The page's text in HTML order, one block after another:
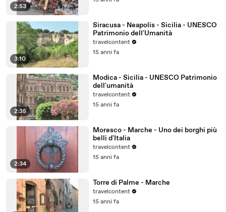
2:53
3:10
Siracusa - Neapolis - Sicilia - UNESCO
Patrimonio dell'Umanità
travelcontent
15 anni fa
2:35
Modica - Sicilia - UNESCO Patrimonio
dell'umanità
travelcontent
15 anni fa
2:34
Moresco - Marche - Uno dei borghi più
belli d'Italia
travelcontent
15 anni fa
Torre di Palme - Marche
travelcontent
15 anni fa